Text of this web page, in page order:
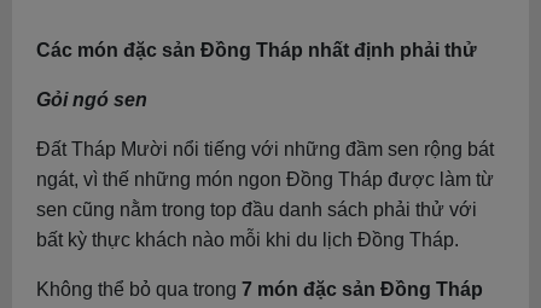
Các món đặc sản Đồng Tháp nhất định phải thử
Gỏi ngó sen
Đất Tháp Mười nổi tiếng với những đầm sen rộng bát
ngát, vì thế những món ngon Đồng Tháp được làm từ
sen cũng nằm trong top đầu danh sách phải thử với
bất kỳ thực khách nào mỗi khi du lịch Đồng Tháp.
Không thể bỏ qua trong 7 món đặc sản Đồng Tháp